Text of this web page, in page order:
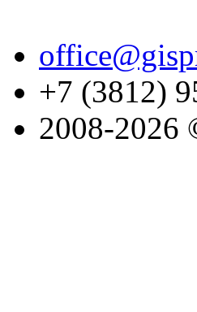
+7 (3812)
2008-